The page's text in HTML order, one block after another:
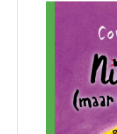
meer dan 100
Kampioen 2.0,
‘Romy’s rampenplan’. Hélène
kleurrijke en
sfeer van het